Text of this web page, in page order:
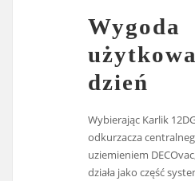
Wygoda
dzień
Wybierając Karlik
odkurzacza
uziemieniem
działa jako część